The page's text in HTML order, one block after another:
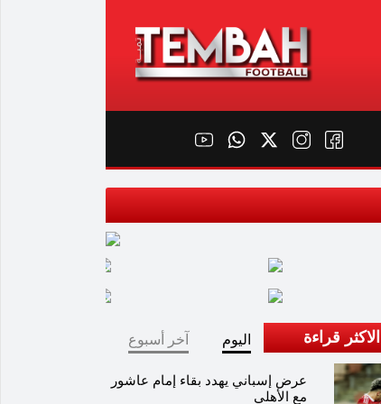
الاكثر قراءة اليوم آخر أسبوع
عرض إسباني يهدد بقاء إمام عاشور
مع الأهلي